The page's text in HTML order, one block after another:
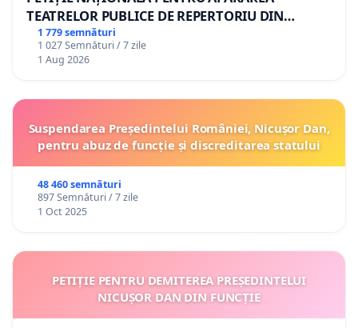
TEATRELOR PUBLICE DE REPERTORIU DIN
ROMÂNIA
1 779 semnături
1 027 Semnături / 7 zile
1 Aug 2026
Suspendarea Președintelui României, Nicușor Dan,
pentru abuz de funcție și discreditarea statului
48 460 semnături
897 Semnături / 7 zile
1 Oct 2025
PETIȚIE PENTRU DEMITEREA PREȘEDINTELUI
NICUȘOR DAN DIN FUNCȚIE